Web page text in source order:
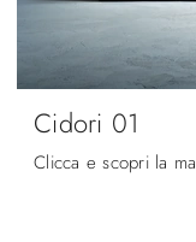
Cidori 01